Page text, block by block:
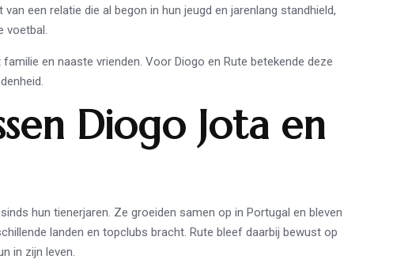
een relatie die al begon in hun jeugd en jarenlang standhield,
voetbal.
en naaste vrienden. Voor Diogo en Rute betekende deze
Diogo Jota en
hun tienerjaren. Ze groeiden samen op in Portugal en bleven
landen en topclubs bracht. Rute bleef daarbij bewust op
in zijn leven.